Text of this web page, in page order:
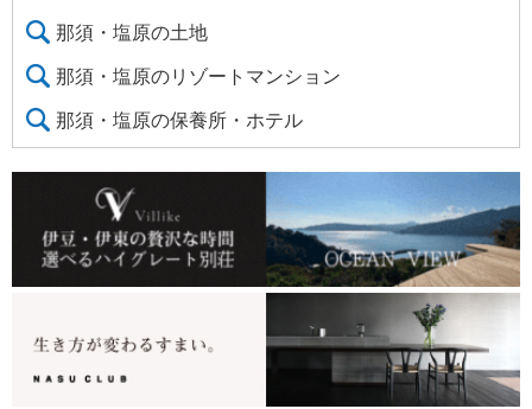
那須・塩原の土地
那須・塩原のリゾートマンション
那須・塩原の保養所・ホテル